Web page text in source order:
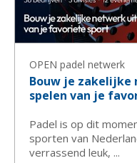
OPEN padel netwerk
Bouw je
spelen van je
Padel is op dit
sporten van
verrassend leuk, ...